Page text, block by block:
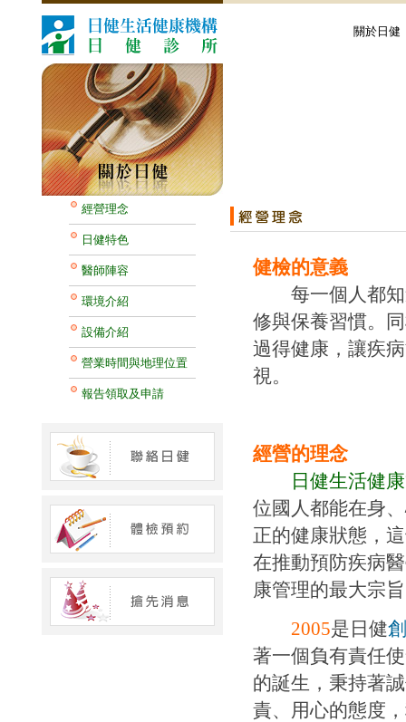
關於日健
經營理念
日健特色
醫師陣容
環境介紹
設備介紹
營業時間與地理位置
報告領取及申請
健檢的意義
每一個人都知
修與保養習慣。
過得健康，讓疾
視。
經營的理念
日健生活健康
位國人都能在身
正的健康狀態，
在推動預防疾病
康管理的最大宗
2005是日健
著一個負有責任
的誕生，秉持著
責、用心的態度